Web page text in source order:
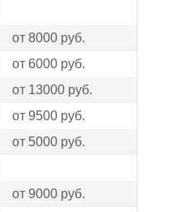
от 8000 руб.
от 6000 руб.
от 13000 руб.
от 9500 руб.
от 5000 руб.
от 9000 руб.